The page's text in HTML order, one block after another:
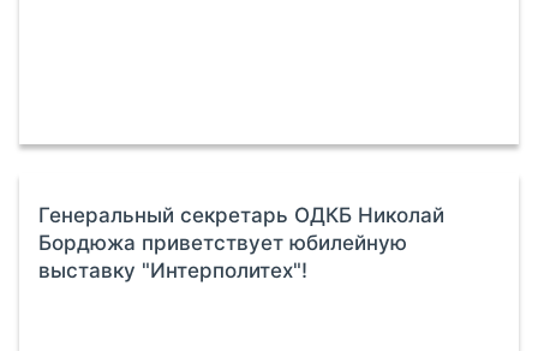
Генеральный секретарь ОДКБ Николай
Бордюжа приветствует юбилейную
выставку "Интерполитех"!